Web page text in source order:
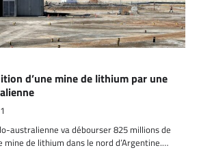
d’une mine de lithium par une
australienne va débourser 825 millions de
de lithium dans le nord d’Argentine.…